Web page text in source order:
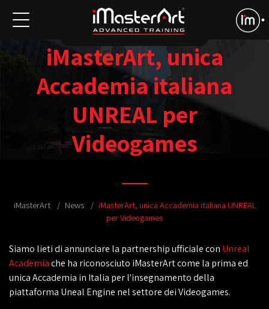
iMasterArt, unica
Accademia italiana
UNREAL per
Videogames
iMasterArt News
iMasterArt, unica Accademia italiana UNREAL
per Videogames
Siamo lieti di annunciare la partnership ufficiale con Unreal
Academiache ha riconosciuto iMasterArt come la prima ed
unica Accademia in Italia per l'insegnamento della
piattaforma Uneal Engine nel settore dei Videogames.